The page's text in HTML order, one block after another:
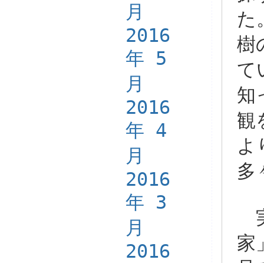
月
2016
年 5
月
2016
年 4
月
2016
年 3
月
2016
た
樹
て
知
観
よ
多
家